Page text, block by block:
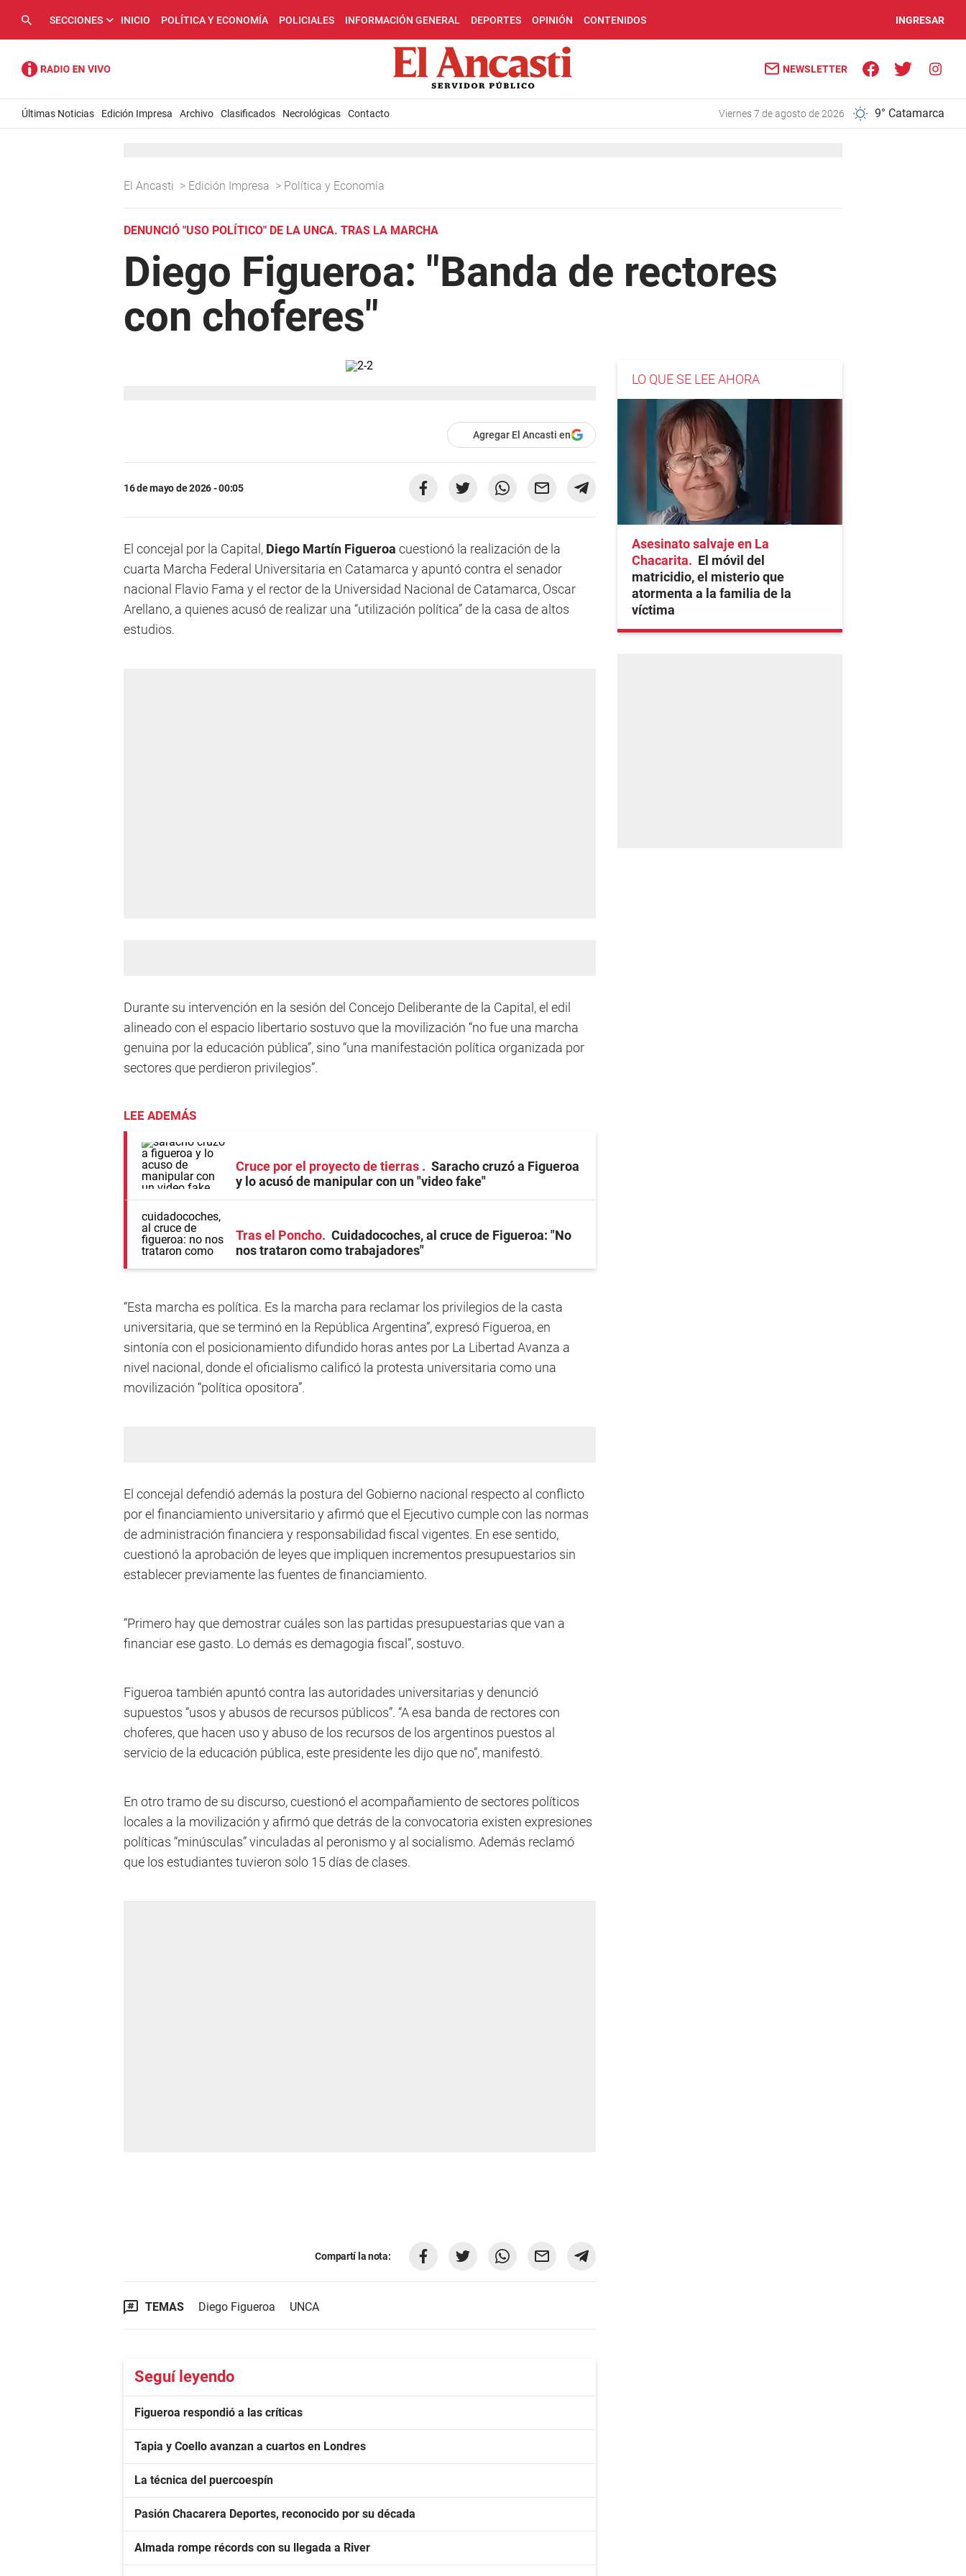
SECCIONES INICIO POLÍTICA Y ECONOMÍA POLICIALES INFORMACIÓN GENERAL DEPORTES OPINIÓN CONTENIDOS INGRESAR
NEWSLETTER
Últimas Noticias Edición Impresa Archivo Clasificados Necrológicas Contacto viernes 7 de agosto de 2026 9° Catamarca
El Ancasti > Edición Impresa > Política y Economía
DENUNCIÓ "USO POLÍTICO" DE LA UNCA. TRAS LA MARCHA
Diego Figueroa: "Banda de rectores
con choferes"
Agregar El Ancasti en
16 de mayo de 2026 - 00:05
El concejal por la Capital, Diego Martín Figueroa cuestionó la realización de la
cuarta Marcha Federal Universitaria en Catamarca y apuntó contra el senador
nacional Flavio Fama y el rector de la Universidad Nacional de Catamarca, Oscar
Arellano, a quienes acusó de realizar una “utilización política” de la casa de altos
estudios.
Durante su intervención en la sesión del Concejo Deliberante de la Capital, el edil
alineado con el espacio libertario sostuvo que la movilización “no fue una marcha
genuina por la educación pública”, sino “una manifestación política organizada por
sectores que perdieron privilegios”.
LEE ADEMÁS
Cruce por el proyecto de tierras
Saracho cruzó a Figueroa
y lo acusó de manipular con un "video fake"
Tras el Poncho
Cuidadocoches, al cruce de Figueroa: "No
nos trataron como trabajadores"
“Esta marcha es política. Es la marcha para reclamar los privilegios de la casta
universitaria, que se terminó en la República Argentina”, expresó Figueroa, en
sintonía con el posicionamiento difundido horas antes por La Libertad Avanza a
nivel nacional, donde el oficialismo calificó la protesta universitaria como una
movilización “política opositora”.
El concejal defendió además la postura del Gobierno nacional respecto al conflicto
por el financiamiento universitario y afirmó que el Ejecutivo cumple con las normas
de administración financiera y responsabilidad fiscal vigentes. En ese sentido,
cuestionó la aprobación de leyes que impliquen incrementos presupuestarios sin
establecer previamente las fuentes de financiamiento.
“Primero hay que demostrar cuáles son las partidas presupuestarias que van a
financiar ese gasto. Lo demás es demagogia fiscal”, sostuvo.
Figueroa también apuntó contra las autoridades universitarias y denunció
supuestos “usos y abusos de recursos públicos”. “A esa banda de rectores con
choferes, que hacen uso y abuso de los recursos de los argentinos puestos al
servicio de la educación pública, este presidente les dijo que no”, manifestó.
En otro tramo de su discurso, cuestionó el acompañamiento de sectores políticos
locales a la movilización y afirmó que detrás de la convocatoria existen expresiones
políticas “minúsculas” vinculadas al peronismo y al socialismo. Además reclamó
que los estudiantes tuvieron solo 15 días de clases.
Compartí la nota:
TEMAS Diego Figueroa UNCA
Seguí leyendo
Figueroa respondió a las críticas
Tapia y Coello avanzan a cuartos en Londres
La técnica del puercoespín
Pasión Chacarera Deportes, reconocido por su década
Almada rompe récords con su llegada a River
LO QUE SE LEE AHORA
Asesinato salvaje en La
Chacarita
El móvil del
matricidio, el misterio que
atormenta a la familia de la
víctima